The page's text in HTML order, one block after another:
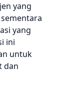
yang
yang
ini
untuk
dan